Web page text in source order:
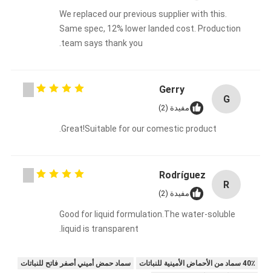
We replaced our previous supplier with this.
Same spec, 12% lower landed cost. Production
team says thank you.
G
Gerry
مفيدة (2)
Great!Suitable for our comestic product.
R
Rodríguez
مفيدة (2)
Good for liquid formulation.The water-soluble
liquid is transparent.
40٪ سماد من الأحماض الأمينية للنباتات
سماد حمض أميني أصفر فاتح للنباتات